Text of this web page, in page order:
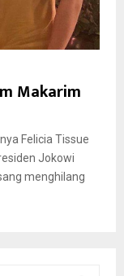
Makarim
Felicia Tissue
Jokowi
menghilang